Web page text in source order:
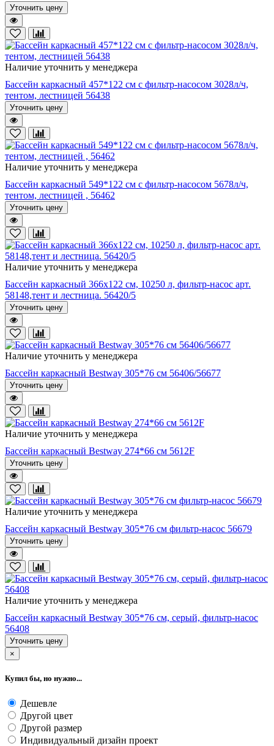
Уточнить цену
Наличие уточнить у менеджера
Бассейн каркасный 457*122 см с фильтр-насосом 3028л/ч,
тентом, лестницей 56438
Уточнить цену
Наличие уточнить у менеджера
Бассейн каркасный 549*122 см с фильтр-насосом 5678л/ч,
тентом, лестницей , 56462
Уточнить цену
Наличие уточнить у менеджера
Бассейн каркасный 366х122 см, 10250 л, фильтр-насос арт.
58148,тент и лестница. 56420/5
Уточнить цену
Наличие уточнить у менеджера
Бассейн каркасный Bestway 305*76 см 56406/56677
Уточнить цену
Наличие уточнить у менеджера
Бассейн каркасный Bestway 274*66 см 5612F
Уточнить цену
Наличие уточнить у менеджера
Бассейн каркасный Bestway 305*76 cм фильтр-насос 56679
Уточнить цену
Наличие уточнить у менеджера
Бассейн каркасный Bestway 305*76 cм, серый, фильтр-насос
56408
Уточнить цену
×
Купил бы, но нужно...
Дешевле
Другой цвет
Другой размер
Индивидуальный дизайн проект